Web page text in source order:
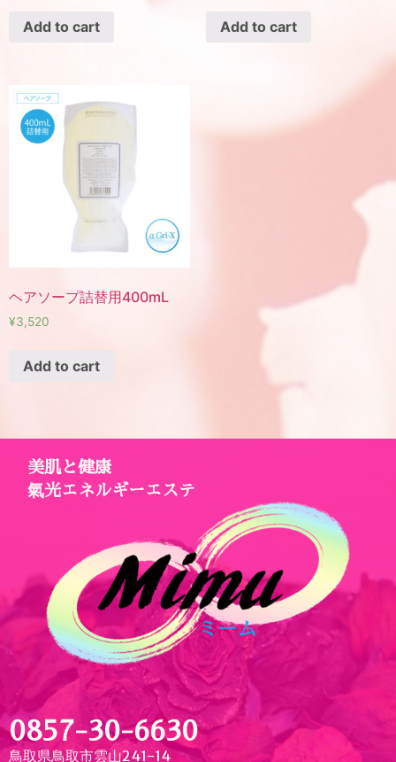
Add to cart Add to cart
ヘアソープ詰替用400mL
¥3,520
Add to cart
美肌と健康
氣光エネルギーエステ
0857-30-6630
鳥取県鳥取市雲山241-14